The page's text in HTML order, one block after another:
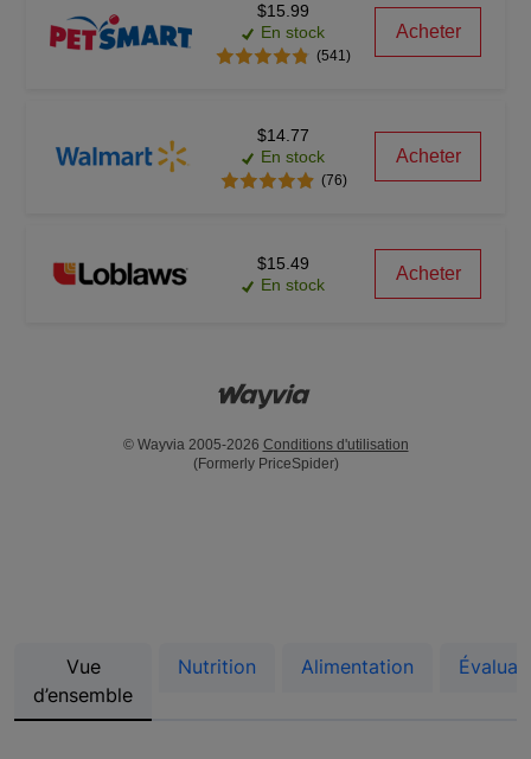
$15.99
En stock
(541)
Acheter
$14.77
En stock
(76)
Acheter
$15.49
En stock
Acheter
© Wayvia 2005-2026 Conditions d'utilisation
(Formerly PriceSpider)
Vue
d’ensemble
Nutrition Alimentation